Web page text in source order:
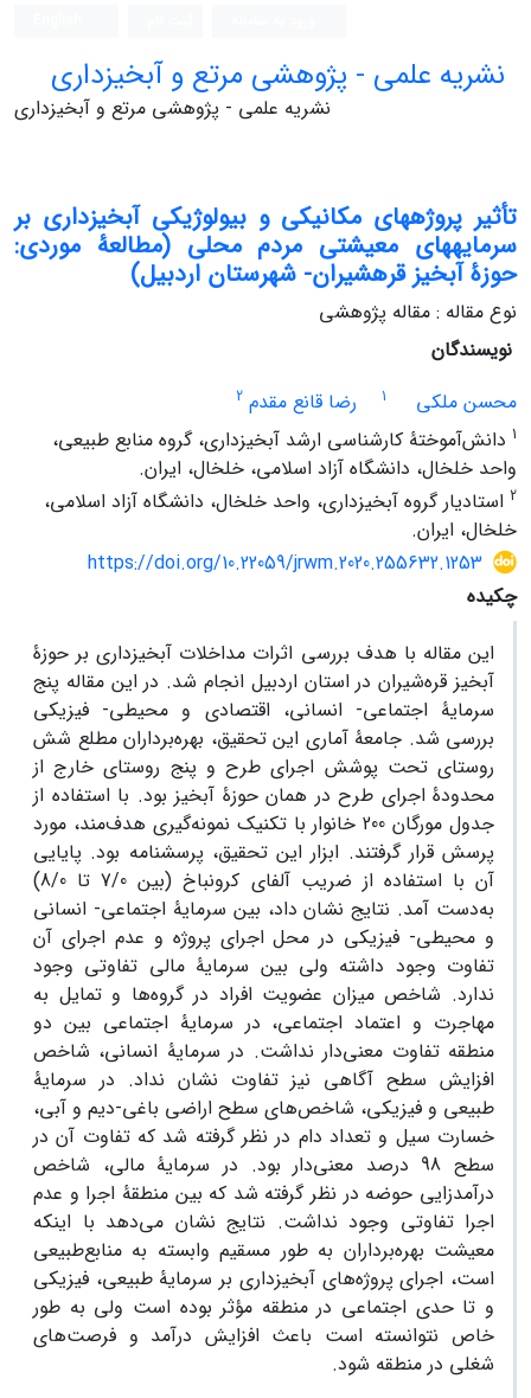
نشریه علمی - پژوهشی مرتع و آبخیزداری
نشریه علمی - پژوهشی مرتع و آبخیزداری
تأثیر پروژههای مکانیکی و بیولوژیکی آبخیزداری بر
سرمایههای معیشتی مردم محلی (مطالعۀ موردی:
حوزۀ آبخیز قرهشیران- شهرستان اردبیل)
نوع مقاله : مقاله پژوهشی
نویسندگان
محسن ملکی
1 رضا قانع مقدم 2
1 دانش‌آموختۀ کارشناسی ارشد آبخیزداری، گروه منابع طبیعی،
واحد خلخال، دانشگاه آزاد اسلامی، خلخال، ایران.
2 استادیار گروه آبخیزداری، واحد خلخال، دانشگاه آزاد اسلامی،
خلخال، ایران.
https://doi.org/10.22059/jrwm.2020.255632.1253
چکیده
این مقاله با هدف بررسی اثرات مداخلات آبخیزداری بر حوزۀ
آبخیز قره‌شیران در استان اردبیل انجام شد. در این مقاله پنج
سرمایۀ اجتماعی- انسانی، اقتصادی و محیطی- فیزیکی
بررسی شد. جامعۀ آماری این تحقیق، بهره‌برداران مطلع شش
روستای تحت پوشش اجرای طرح و پنج روستای خارج از
محدودۀ اجرای طرح در همان حوزۀ آبخیز بود. با استفاده از
جدول مورگان 200 خانوار با تکنیک نمونه‌گیری هدف‌مند، مورد
پرسش قرار گرفتند. ابزار این تحقیق، پرسشنامه بود. پایایی
آن با استفاده از ضریب آلفای کرونباخ (بین 7/0 تا 8/0)
به‌دست آمد. نتایج نشان داد، بین سرمایۀ اجتماعی- انسانی
و محیطی- فیزیکی در محل اجرای پروژه و عدم اجرای آن
تفاوت وجود داشته ولی بین سرمایۀ مالی تفاوتی وجود
ندارد. شاخص میزان عضویت افراد در گروه‌ها و تمایل به
مهاجرت و اعتماد اجتماعی، در سرمایۀ اجتماعی بین دو
منطقه تفاوت معنی‌دار نداشت. در سرمایۀ انسانی، شاخص
افزایش سطح آگاهی نیز تفاوت نشان نداد. در سرمایۀ
طبیعی و فیزیکی، شاخص‌های سطح اراضی باغی-دیم و آبی،
خسارت سیل و تعداد دام در نظر گرفته شد که تفاوت آن در
سطح 98 درصد معنی‌دار بود. در سرمایۀ مالی، شاخص
درآمدزایی حوضه در نظر گرفته شد که بین منطقۀ اجرا و عدم
اجرا تفاوتی وجود نداشت. نتایج نشان می‌دهد با اینکه
معیشت بهره‌برداران به طور مسقیم وابسته به منابع‌طبیعی
است، اجرای پروژه‌های آبخیزداری بر سرمایۀ طبیعی، فیزیکی
و تا حدی اجتماعی در منطقه مؤثر بوده است ولی به طور
خاص نتوانسته است باعث افزایش درآمد و فرصت‌های
شغلی در منطقه شود.